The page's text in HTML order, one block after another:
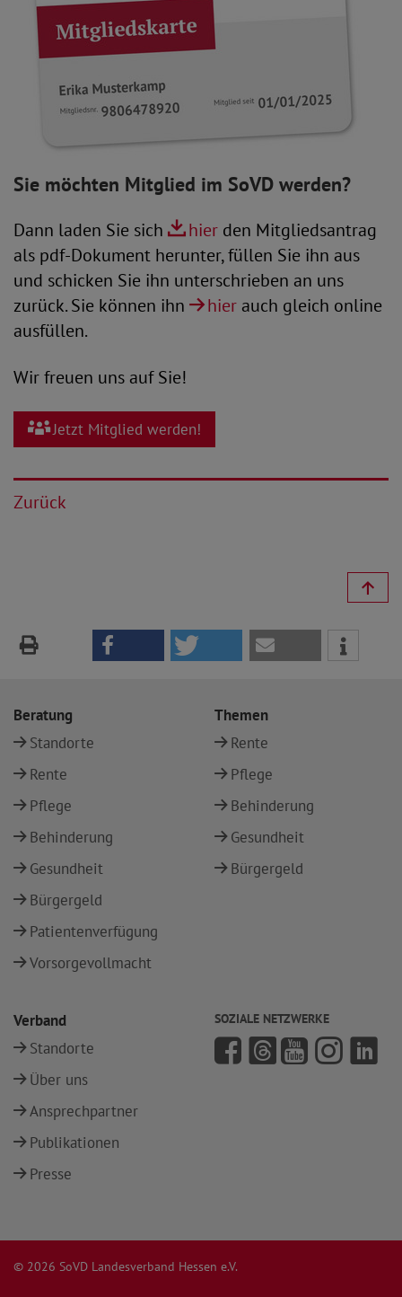
Sie möchten Mitglied im SoVD werden?
Dann laden Sie sich hier den Mitgliedsantrag
als pdf-Dokument herunter, füllen Sie ihn aus
und schicken Sie ihn unterschrieben an uns
zurück. Sie können ihn
hier auch gleich online
ausfüllen.
Wir freuen uns auf Sie!
Jetzt Mitglied werden!
Zurück
Beratung
Standorte
Rente
Pflege
Behinderung
Gesundheit
Bürgergeld
Patientenverfügung
Vorsorgevollmacht
Themen
Rente
Pflege
Behinderung
Gesundheit
Bürgergeld
Verband
Standorte
Über uns
Ansprechpartner
Publikationen
Presse
SOZIALE NETZWERKE
© 2026 SoVD Landesverband Hessen e.V.